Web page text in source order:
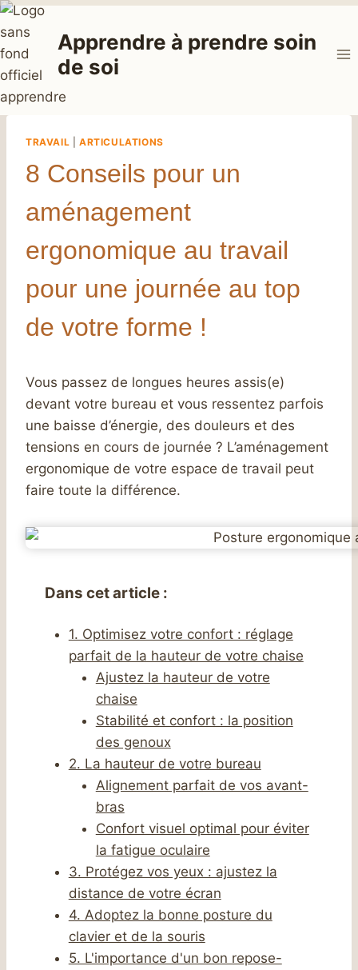
Aller
au
contenu
Apprendre à prendre soin
de soi
TRAVAIL ARTICULATIONS
8 Conseils pour un
aménagement
ergonomique au travail
pour une journée au top
de votre forme !
Vous passez de longues heures assis(e)
devant votre bureau et vous ressentez parfois
une baisse d’énergie, des douleurs et des
tensions en cours de journée ? L’aménagement
ergonomique de votre espace de travail peut
faire toute la différence.
Dans cet article :
1. Optimisez votre confort : réglage
parfait de la hauteur de votre chaise
Ajustez la hauteur de votre
chaise
Stabilité et confort : la position
des genoux
2. La hauteur de votre bureau
Alignement parfait de vos avant-
bras
Confort visuel optimal pour éviter
la fatigue oculaire
3. Protégez vos yeux : ajustez la
distance de votre écran
4. Adoptez la bonne posture du
clavier et de la souris
5. L'importance d'un bon repose-